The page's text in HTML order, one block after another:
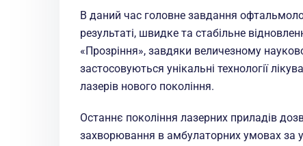
В даний час головне завдання
результаті, швидке та стабільне
«Прозріння», завдяки величезному
застосовуються унікальні технології
лазерів нового покоління.
Останнє покоління лазерних приладів
захворювання в амбулаторних умовах